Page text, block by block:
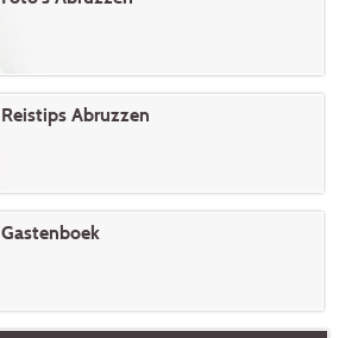
Reistips Abruzzen
Gastenboek